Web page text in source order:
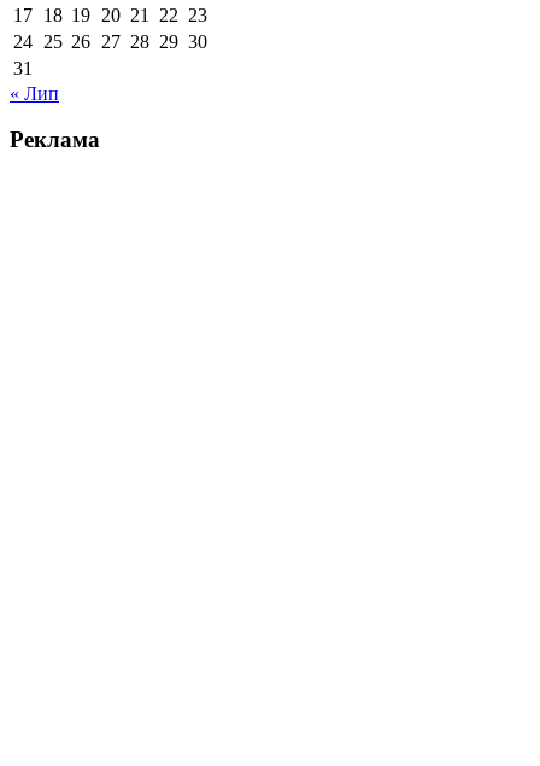
17 18 19 20 21 22 23
24 25 26 27 28 29 30
31
« Лип
Реклама